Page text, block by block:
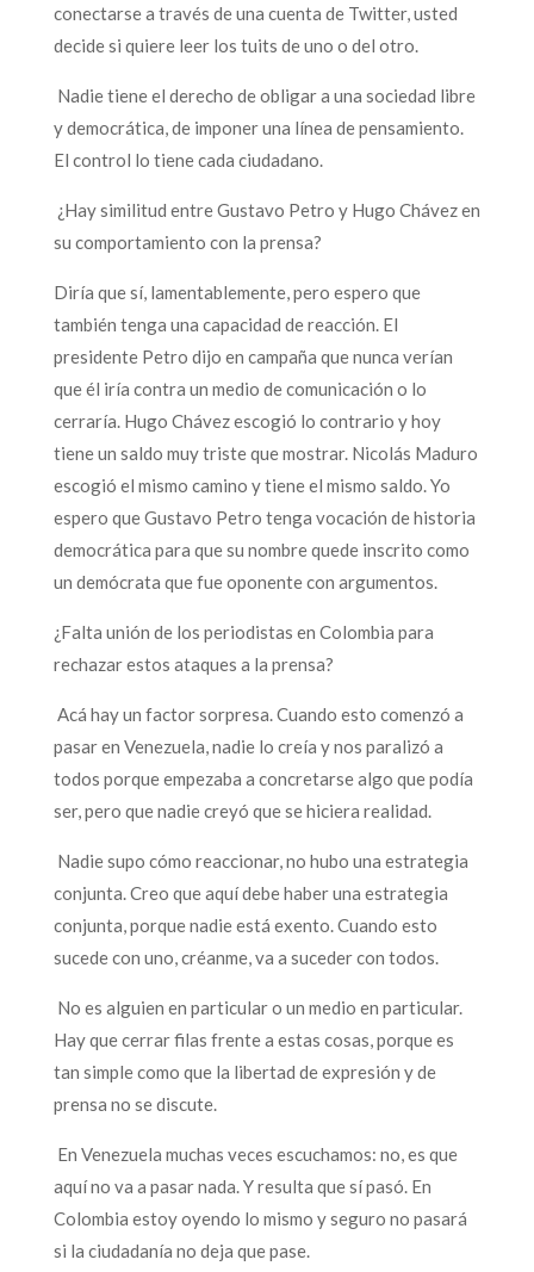
conectarse a través de una cuenta de Twitter, usted
decide si quiere leer los tuits de uno o del otro.
Nadie tiene el derecho de obligar a una sociedad libre
y democrática, de imponer una línea de pensamiento.
El control lo tiene cada ciudadano.
¿Hay similitud entre Gustavo Petro y Hugo Chávez en
su comportamiento con la prensa?
Diría que sí, lamentablemente, pero espero que
también tenga una capacidad de reacción. El
presidente Petro dijo en campaña que nunca verían
que él iría contra un medio de comunicación o lo
cerraría. Hugo Chávez escogió lo contrario y hoy
tiene un saldo muy triste que mostrar. Nicolás Maduro
escogió el mismo camino y tiene el mismo saldo. Yo
espero que Gustavo Petro tenga vocación de historia
democrática para que su nombre quede inscrito como
un demócrata que fue oponente con argumentos.
¿Falta unión de los periodistas en Colombia para
rechazar estos ataques a la prensa?
Acá hay un factor sorpresa. Cuando esto comenzó a
pasar en Venezuela, nadie lo creía y nos paralizó a
todos porque empezaba a concretarse algo que podía
ser, pero que nadie creyó que se hiciera realidad.
Nadie supo cómo reaccionar, no hubo una estrategia
conjunta. Creo que aquí debe haber una estrategia
conjunta, porque nadie está exento. Cuando esto
sucede con uno, créanme, va a suceder con todos.
No es alguien en particular o un medio en particular.
Hay que cerrar filas frente a estas cosas, porque es
tan simple como que la libertad de expresión y de
prensa no se discute.
En Venezuela muchas veces escuchamos: no, es que
aquí no va a pasar nada. Y resulta que sí pasó. En
Colombia estoy oyendo lo mismo y seguro no pasará
si la ciudadanía no deja que pase.